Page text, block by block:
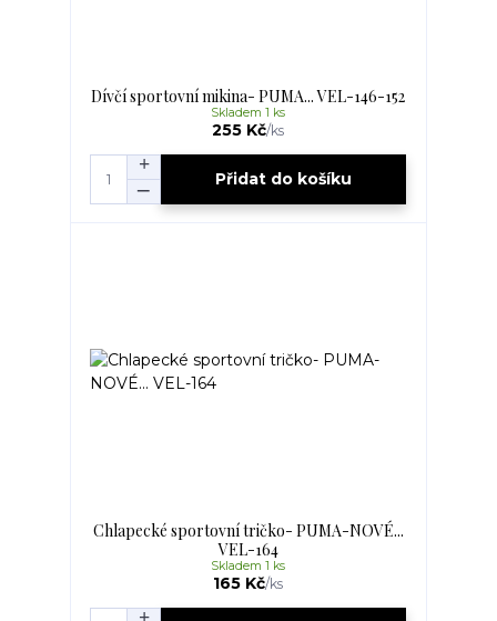
Dívčí sportovní mikina- PUMA... VEL-146-152
255 Kč/ks
Skladem 1 ks
Přidat do košíku
Chlapecké sportovní tričko- PUMA-NOVÉ...
VEL-164
165 Kč/ks
Skladem 1 ks